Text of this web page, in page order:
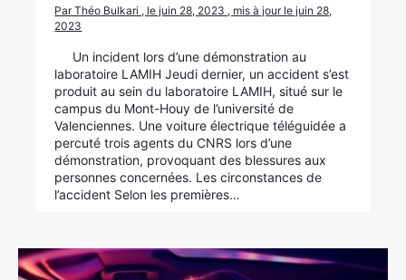
Par Théo Bulkari , le juin 28, 2023 , mis à jour le juin 28,
2023
Un incident lors d’une démonstration au
laboratoire LAMIH Jeudi dernier, un accident s’est
produit au sein du laboratoire LAMIH, situé sur le
campus du Mont-Houy de l’université de
Valenciennes. Une voiture électrique téléguidée a
percuté trois agents du CNRS lors d’une
démonstration, provoquant des blessures aux
personnes concernées. Les circonstances de
l’accident Selon les premières…